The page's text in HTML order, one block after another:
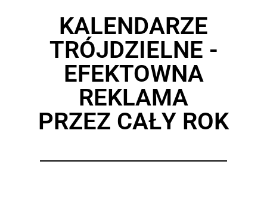
KALENDARZE
TRÓJDZIELNE -
EFEKTOWNA
REKLAMA
PRZEZ CAŁY ROK